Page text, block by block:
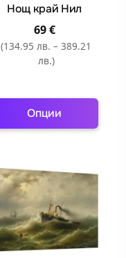
be
chosen
on
the
page
Нощ край Нил
69€
(134.95 лв. – 389.21
лв.)
Опции
has
multiple
variants.
The
options